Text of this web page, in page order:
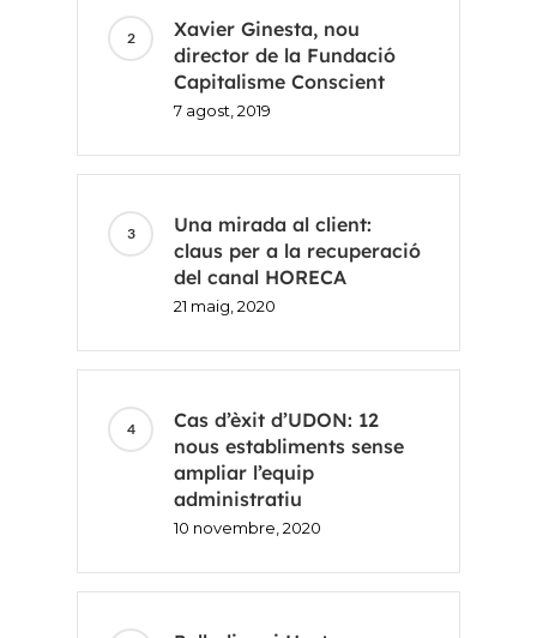
Xavier Ginesta, nou
director de la Fundació
Capitalisme Conscient
7 agost, 2019
Una mirada al client:
claus per a la recuperació
del canal HORECA
21 maig, 2020
Cas d’èxit d’UDON: 12
nous establiments sense
ampliar l’equip
administratiu
10 novembre, 2020
Inici
Voxel
CA
FR
EN